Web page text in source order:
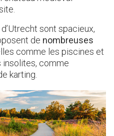
sont spacieux,
de nombreuses
comme les piscines et
insolites, comme
karting.